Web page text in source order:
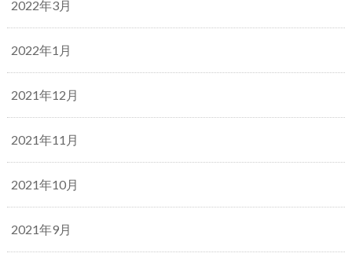
2022年3月
2022年1月
2021年12月
2021年11月
2021年10月
2021年9月